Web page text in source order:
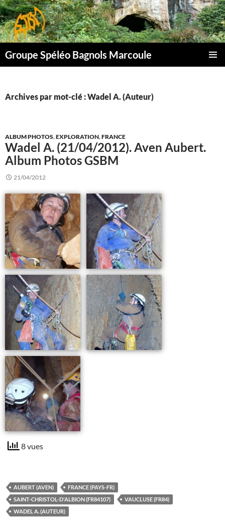
Aller
au
contenu
Groupe Spéléo Bagnols Marcoule
Archives par mot-clé : Wadel A. (Auteur)
ALBUM PHOTOS,EXPLORATION,FRANCE
Wadel A. (21/04/2012). Aven Aubert.
Album Photos GSBM
21/04/2012
8 vues
AUBERT (AVEN)
FRANCE (PAYS-FR)
SAINT-CHRISTOL-D'ALBION (FR84107)
VAUCLUSE (FR84)
WADEL A. (AUTEUR)